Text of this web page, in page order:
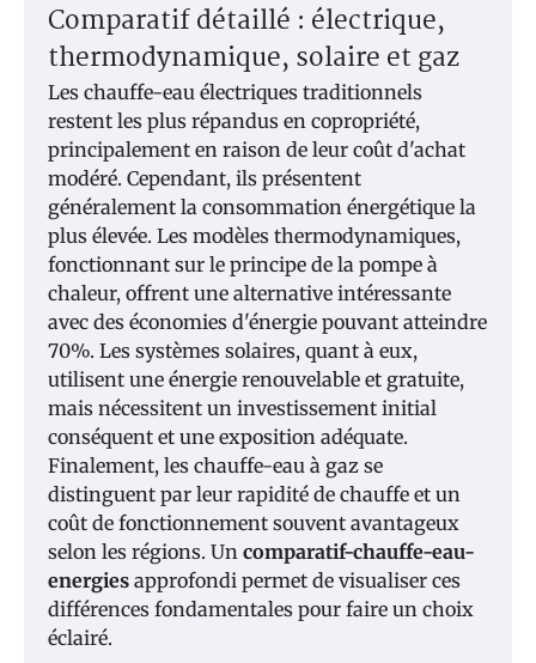
Comparatif détaillé : électrique,
thermodynamique, solaire et gaz
Les chauffe-eau électriques traditionnels
restent les plus répandus en copropriété,
principalement en raison de leur coût d'achat
modéré. Cependant, ils présentent
généralement la consommation énergétique la
plus élevée. Les modèles thermodynamiques,
fonctionnant sur le principe de la pompe à
chaleur, offrent une alternative intéressante
avec des économies d'énergie pouvant atteindre
70%. Les systèmes solaires, quant à eux,
utilisent une énergie renouvelable et gratuite,
mais nécessitent un investissement initial
conséquent et une exposition adéquate.
Finalement, les chauffe-eau à gaz se
distinguent par leur rapidité de chauffe et un
coût de fonctionnement souvent avantageux
selon les régions. Un comparatif-chauffe-eau-
energies approfondi permet de visualiser ces
différences fondamentales pour faire un choix
éclairé.